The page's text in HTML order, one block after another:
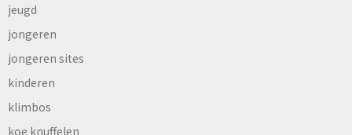
jeugd
jongeren
jongeren sites
kinderen
klimbos
koe knuffelen